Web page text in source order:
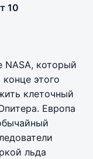
10
NASA, который
этого
клеточный
Европа
льда